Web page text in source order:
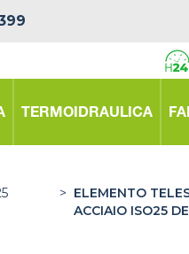
TERMOIDRAULICA
> ELEMENTO
ACCIAIO ISO25